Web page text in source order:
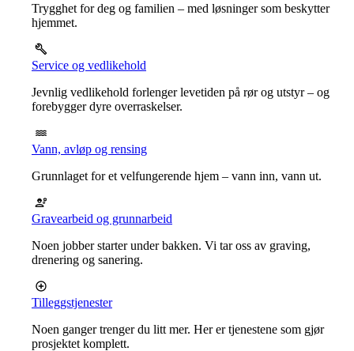
Trygghet for deg og familien – med løsninger som beskytter
hjemmet.
Service og vedlikehold
Jevnlig vedlikehold forlenger levetiden på rør og utstyr – og
forebygger dyre overraskelser.
Vann, avløp og rensing
Grunnlaget for et velfungerende hjem – vann inn, vann ut.
Gravearbeid og grunnarbeid
Noen jobber starter under bakken. Vi tar oss av graving,
drenering og sanering.
Tilleggstjenester
Noen ganger trenger du litt mer. Her er tjenestene som gjør
prosjektet komplett.